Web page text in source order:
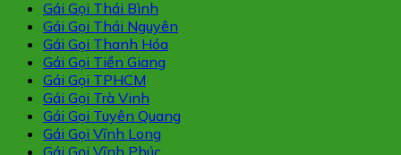
Gái Gọi Thái Bình
Gái Gọi Thái Nguyên
Gái Gọi Thanh Hóa
Gái Gọi Tiền Giang
Gái Gọi TPHCM
Gái Gọi Trà Vinh
Gái Gọi Tuyên Quang
Gái Gọi Vĩnh Long
Gái Gọi Vĩnh Phúc